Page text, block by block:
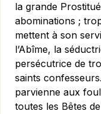
la grande
abominations ;
mettent à son
l’Abîme, la
persécutrice de
saints
parvienne aux
toutes les Bêtes